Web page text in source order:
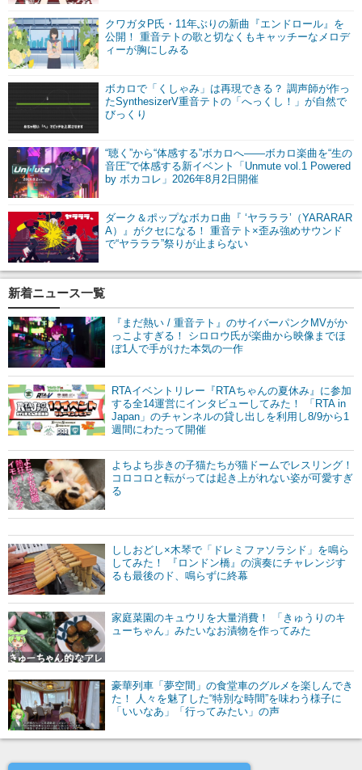
クワガタP氏・11年ぶりの新曲『エンドロール』を
公開！ 重音テトの歌と切なくもキャッチーなメロデ
ィーが胸にしみる
ボカロで「くしゃみ」は再現できる？ 調声師が作っ
たSynthesizerV重音テトの「へっくし！」が自然で
びっくり
“聴く”から“体感する”ボカロへ――ボカロ楽曲を“生の
音圧”で体感する新イベント「Unmute vol.1 Powered
by ボカコレ」2026年8月2日開催
ダーク＆ポップなボカロ曲『 ‘ヤラララ’（YARARAR
A）』がクセになる！ 重音テト×歪み強めサウンド
で“ヤラララ”祭りが止まらない
新着ニュース一覧
『まだ熱い / 重音テト』のサイバーパンクMVがか
っこよすぎる！ シロロウ氏が楽曲から映像までほ
ぼ1人で手がけた本気の一作
RTAイベントリレー『RTAちゃんの夏休み』に参加
する全14運営にインタビューしてみた！ 「RTA in
Japan」のチャンネルの貸し出しを利用し8/9から1
週間にわたって開催
よちよち歩きの子猫たちが猫ドームでレスリング！
コロコロと転がっては起き上がれない姿が可愛すぎ
る
ししおどし×木琴で「ドレミファソラシド」を鳴ら
してみた！ 『ロンドン橋』の演奏にチャレンジす
るも最後のド、鳴らずに終幕
家庭菜園のキュウリを大量消費！ 「きゅうりのキ
ューちゃん」みたいなお漬物を作ってみた
豪華列車「夢空間」の食堂車のグルメを楽しんでき
た！ 人々を魅了した“特別な時間”を味わう様子に
「いいなあ」「行ってみたい」の声